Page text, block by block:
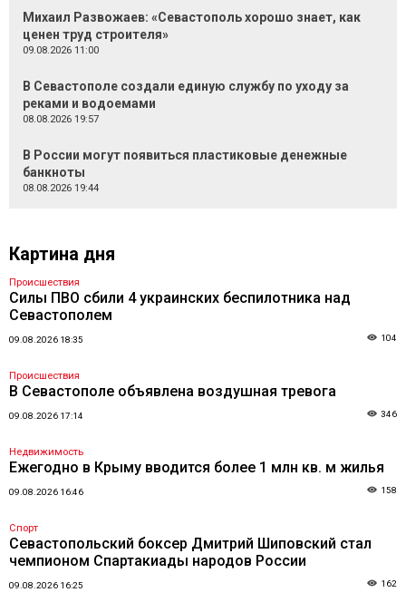
Михаил Развожаев: «Севастополь хорошо знает, как
ценен труд строителя»
09.08.2026 11:00
В Севастополе создали единую службу по уходу за
реками и водоемами
08.08.2026 19:57
В России могут появиться пластиковые денежные
банкноты
08.08.2026 19:44
Картина дня
Происшествия
Силы ПВО сбили 4 украинских беспилотника над
Севастополем
09.08.2026 18:35 104
Происшествия
В Севастополе объявлена воздушная тревога
09.08.2026 17:14 346
Недвижимость
Ежегодно в Крыму вводится более 1 млн кв. м жилья
09.08.2026 16:46 158
Спорт
Севастопольский боксер Дмитрий Шиповский стал
чемпионом Спартакиады народов России
09.08.2026 16:25 162